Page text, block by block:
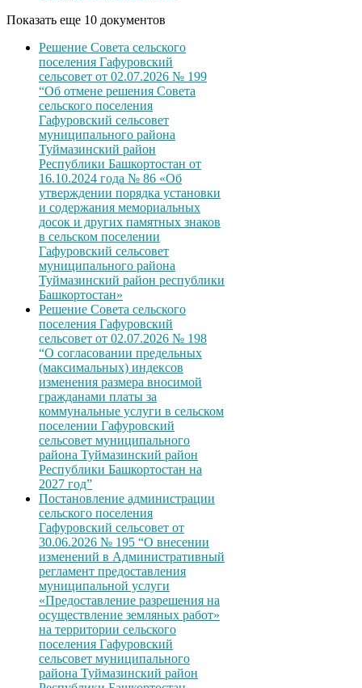
Показать еще 10 документов
Решение Совета сельского
поселения Гафуровский
сельсовет от 02.07.2026 № 199
“Об отмене решения Совета
сельского поселения
Гафуровский сельсовет
муниципального района
Туймазинский район
Республики Башкортостан от
16.10.2024 года № 86 «Об
утверждении порядка установки
и содержания мемориальных
досок и других памятных знаков
в сельском поселении
Гафуровский сельсовет
муниципального района
Туймазинский район республики
Башкортостан»
Решение Совета сельского
поселения Гафуровский
сельсовет от 02.07.2026 № 198
“О согласовании предельных
(максимальных) индексов
изменения размера вносимой
гражданами платы за
коммунальные услуги в сельском
поселении Гафуровский
сельсовет муниципального
района Туймазинский район
Республики Башкортостан на
2027 год”
Постановление администрации
сельского поселения
Гафуровский сельсовет от
30.06.2026 № 195 “О внесении
изменений в Административный
регламент предоставления
муниципальной услуги
«Предоставление разрешения на
осуществление земляных работ»
на территории сельского
поселения Гафуровский
сельсовет муниципального
района Туймазинский район